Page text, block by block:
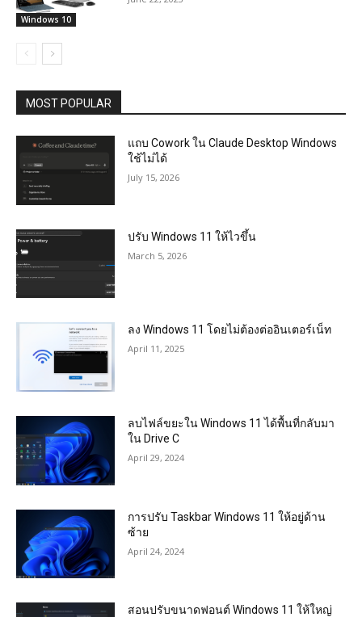
Windows 10
MOST POPULAR
แถบ Cowork ใน Claude Desktop Windows
ใช้ไม่ได้
July 15, 2026
ปรับ Windows 11 ให้ไวขึ้น
March 5, 2026
ลง Windows 11 โดยไม่ต้องต่ออินเตอร์เน็ท
April 11, 2025
ลบไฟล์ขยะใน Windows 11 ได้พื้นที่กลับมา
ใน Drive C
April 29, 2024
การปรับ Taskbar Windows 11 ให้อยู่ด้าน
ซ้าย
April 24, 2024
สอนปรับขนาดฟอนต์ Windows 11 ให้ใหญ่